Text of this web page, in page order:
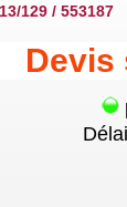
129 / 553187
Devis